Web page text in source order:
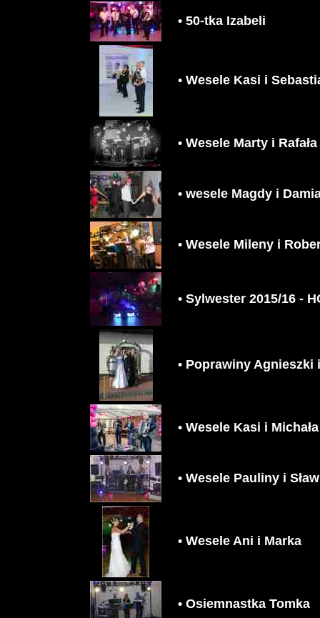
• 50-tka Izabeli
• Wesele Kasi i
• Wesele Marty i Rafała
• wesele Magdy i
• Wesele Mileny i
• Sylwester 2015/16 -
• Poprawiny Agnieszki
• Wesele Kasi i Michała
• Wesele Pauliny i
• Wesele Ani i Marka
• Osiemnastka Tomka